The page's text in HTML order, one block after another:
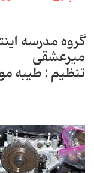
گروه مدرسه
میرعشقی
تنظیم : طیبه